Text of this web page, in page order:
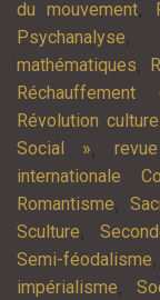
du mouvement,
Psychanalyse,
mathématiques,
Réchauffement
Révolution
Social »,
internationale
Romantisme,
Sculture,
Semi-féodalisme
impérialisme,